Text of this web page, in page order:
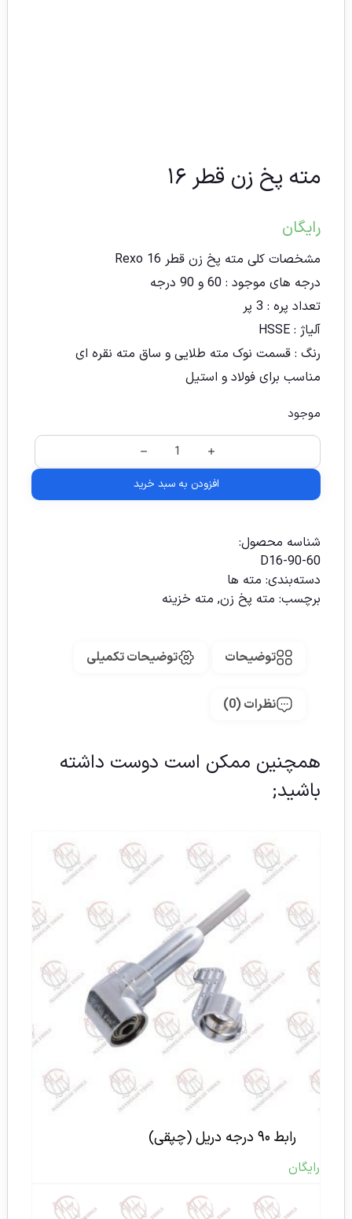
مته پخ زن قطر ۱۶
رایگان
مشخصات کلی مته پخ زن قطر 16 Rexo
درجه های موجود : 60 و 90 درجه
تعداد پره : 3 پر
آلیاژ : HSSE
رنگ : قسمت نوک مته طلایی و ساق مته نقره ای
مناسب برای فولاد و استیل
موجود
افزودن به سبد خرید
شناسه محصول:
D16-90-60
دسته‌بندی: مته ها
برچسب: مته پخ زن, مته خزینه
توضیحات توضیحات تکمیلی
نظرات (0)
همچنین ممکن است دوست داشته
باشید;
رابط ۹۰ درجه دریل (چپقی)
رایگان